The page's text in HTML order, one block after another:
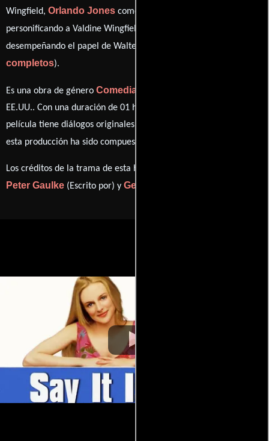
Wingfield, Orlando Jones como Dig McCaffrey,
personificando a Valdine Wingfield y
desempeñando el papel de Walter Wingfield (
completos).
Es una obra de género Comedia
EE.UU.. Con una duración de 01 hr 35 min (95 minutos), esta
película tiene diálogos originales en
esta producción ha sido compuesta por
Los créditos de la trama de esta historia están divididos entre
Peter Gaulke (Escrito por) y Gerry Swallow